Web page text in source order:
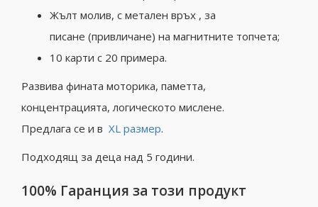
Жълт молив, с метален връх , за
писане (привличане) на магнитните топчета;
10 карти с 20 примера.
Развива фината моторика, паметта,
концентрацията, логическото мислене.
Предлага се и в XL размер.
Подходящ за деца над 5 години.
100% Гаранция за този продукт